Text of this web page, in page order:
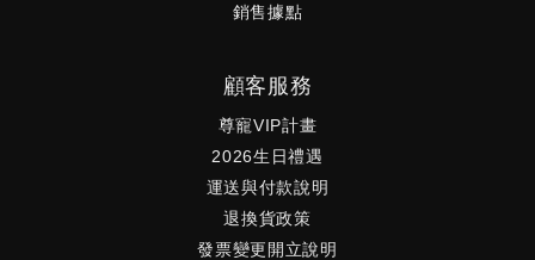
銷售據點
顧客服務
尊寵VIP計畫
2026生日禮遇
運送與付款說明
退換貨政策
發票變更開立說明